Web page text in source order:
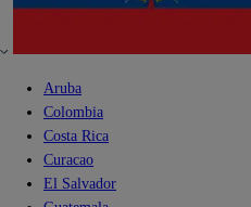
Aruba
Colombia
Costa Rica
Curacao
El Salvador